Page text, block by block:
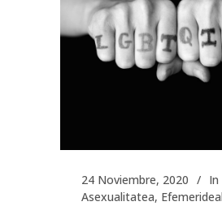
24 Noviembre, 2020
In
Asexualitatea,